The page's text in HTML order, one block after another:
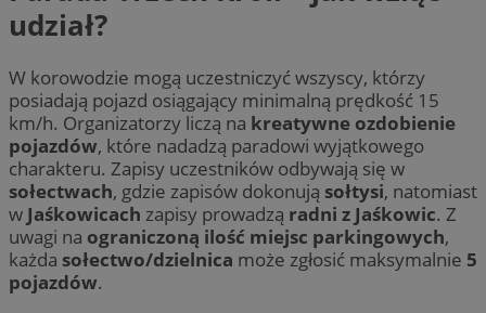
udział?
W korowodzie mogą uczestniczyć wszyscy, którzy
posiadają pojazd osiągający minimalną prędkość 15
km/h. Organizatorzy liczą na kreatywne ozdobienie
pojazdów, które nadadzą paradowi wyjątkowego
charakteru. Zapisy uczestników odbywają się w
sołectwach, gdzie zapisów dokonują sołtysi, natomiast
w Jaśkowicach zapisy prowadzą radni z Jaśkowic. Z
uwagi na ograniczoną ilość miejsc parkingowych,
każda sołectwo/dzielnica może zgłosić maksymalnie 5
pojazdów.